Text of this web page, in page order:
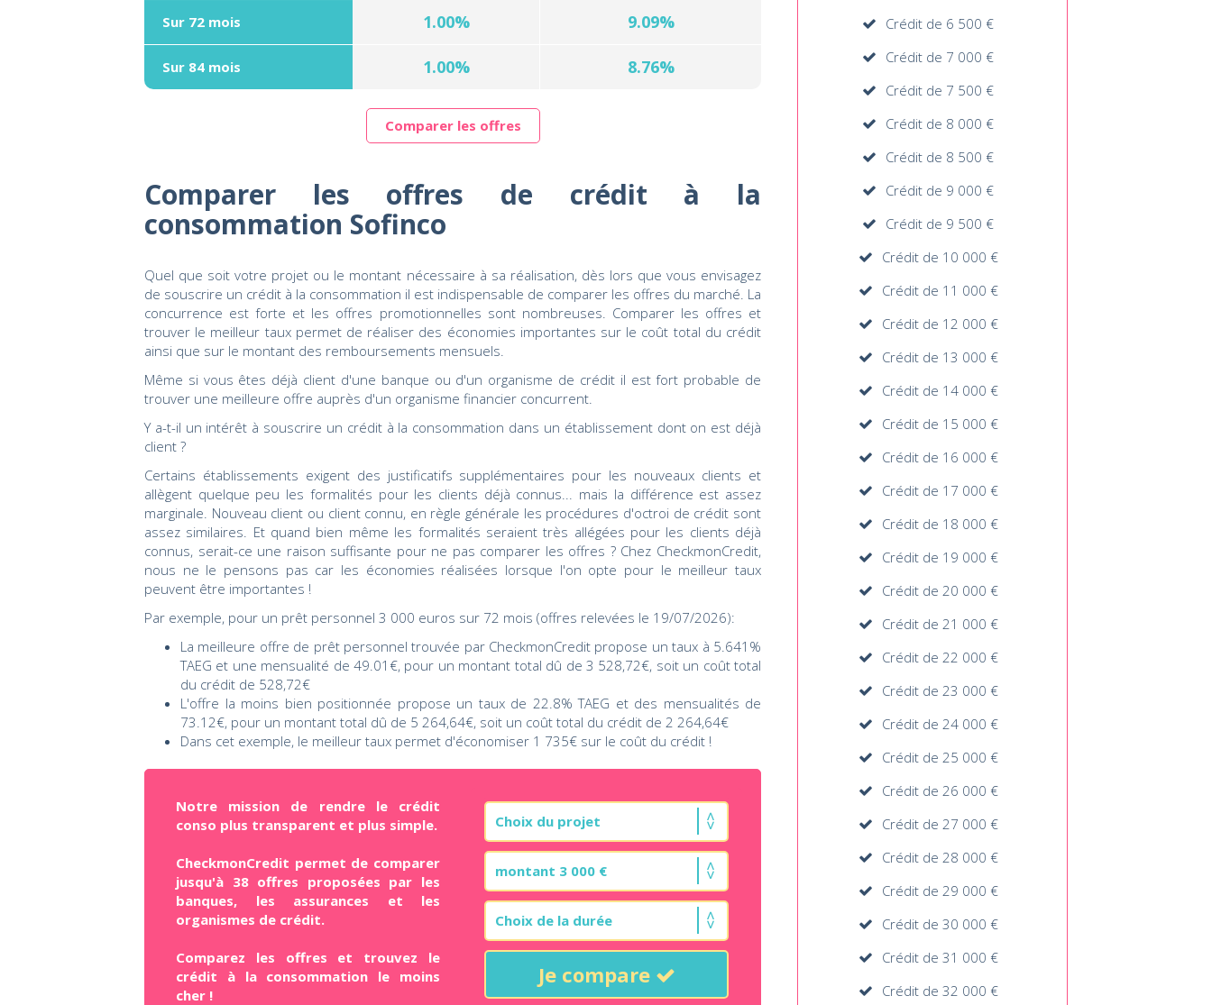
Sur 72 mois 1.00% 9.09%
Sur 84 mois 1.00% 8.76%
Comparer les offres
Comparer les offres de crédit à la
consommation Sofinco
Quel que soit votre projet ou le montant nécessaire à sa réalisation, dès lors que vous envisagez
de souscrire un crédit à la consommation il est indispensable de comparer les offres du marché. La
concurrence est forte et les offres promotionnelles sont nombreuses. Comparer les offres et
trouver le meilleur taux permet de réaliser des économies importantes sur le coût total du crédit
ainsi que sur le montant des remboursements mensuels.
Même si vous êtes déjà client d'une banque ou d'un organisme de crédit il est fort probable de
trouver une meilleure offre auprès d'un organisme financier concurrent.
Y a-t-il un intérêt à souscrire un crédit à la consommation dans un établissement dont on est déjà
client ?
Certains établissements exigent des justificatifs supplémentaires pour les nouveaux clients et
allègent quelque peu les formalités pour les clients déjà connus... mais la différence est assez
marginale. Nouveau client ou client connu, en règle générale les procédures d'octroi de crédit sont
assez similaires. Et quand bien même les formalités seraient très allégées pour les clients déjà
connus, serait-ce une raison suffisante pour ne pas comparer les offres ? Chez CheckmonCredit,
nous ne le pensons pas car les économies réalisées lorsque l'on opte pour le meilleur taux
peuvent être importantes !
Par exemple, pour un prêt personnel 3 000 euros sur 72 mois (offres relevées le 19/07/2026):
La meilleure offre de prêt personnel trouvée par CheckmonCredit propose un taux à 5.641%
TAEG et une mensualité de 49.01€, pour un montant total dû de 3 528,72€, soit un coût total
du crédit de 528,72€
L'offre la moins bien positionnée propose un taux de 22.8% TAEG et des mensualités de
73.12€, pour un montant total dû de 5 264,64€, soit un coût total du crédit de 2 264,64€
Dans cet exemple, le meilleur taux permet d'économiser 1 735€ sur le coût du crédit !
Notre mission de rendre le crédit
conso plus transparent et plus simple.
CheckmonCredit permet de comparer
jusqu'à 38 offres proposées par les
banques, les assurances et les
organismes de crédit.
Comparez les offres et trouvez le
crédit à la consommation le moins
cher !
Je compare
Crédit de 6 500 €
Crédit de 7 000 €
Crédit de 7 500 €
Crédit de 8 000 €
Crédit de 8 500 €
Crédit de 9 000 €
Crédit de 9 500 €
Crédit de 10 000 €
Crédit de 11 000 €
Crédit de 12 000 €
Crédit de 13 000 €
Crédit de 14 000 €
Crédit de 15 000 €
Crédit de 16 000 €
Crédit de 17 000 €
Crédit de 18 000 €
Crédit de 19 000 €
Crédit de 20 000 €
Crédit de 21 000 €
Crédit de 22 000 €
Crédit de 23 000 €
Crédit de 24 000 €
Crédit de 25 000 €
Crédit de 26 000 €
Crédit de 27 000 €
Crédit de 28 000 €
Crédit de 29 000 €
Crédit de 30 000 €
Crédit de 31 000 €
Crédit de 32 000 €